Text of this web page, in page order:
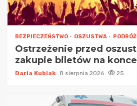
BEZPIECZEŃSTWO OSZUSTWA
Ostrzeżenie przed
zakupie biletów na
Daria Kubiak 8 sierpnia 2026 25